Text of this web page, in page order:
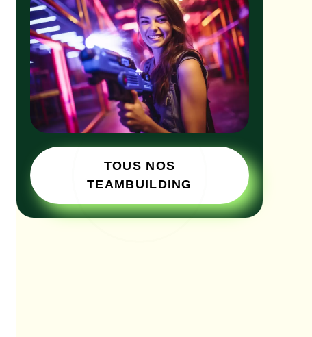
TOUS NOS
TEAMBUILDING